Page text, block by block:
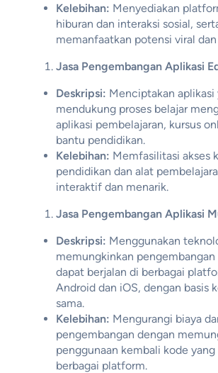
Kelebihan: Menyediakan
hiburan dan interaksi sosial,
memanfaatkan potensi viral
Jasa Pengembangan Aplikasi
Deskripsi: Menciptakan aplikasi
mendukung proses belajar
aplikasi pembelajaran, kursus
bantu pendidikan.
Kelebihan: Memfasilitasi akses
pendidikan dan alat
interaktif dan menarik.
Jasa Pengembangan Aplikasi
Deskripsi: Menggunakan
memungkinkan pengembangan
dapat berjalan di berbagai
Android dan iOS, dengan basis
sama.
Kelebihan: Mengurangi biaya
pengembangan dengan
penggunaan kembali kode
berbagai platform.